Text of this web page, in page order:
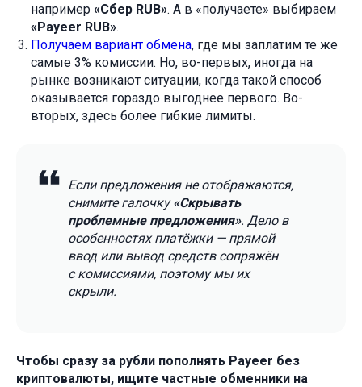
например «Сбер RUB». А в «получаете» выбираем
«Payeer RUB».
Получаем вариант обмена, где мы заплатим те же
самые 3% комиссии. Но, во-первых, иногда на
рынке возникают ситуации, когда такой способ
оказывается гораздо выгоднее первого. Во-
вторых, здесь более гибкие лимиты.
Если предложения не отображаются,
снимите галочку«Скрывать
проблемные предложения». Дело в
особенностях платёжки — прямой
ввод или вывод средств сопряжён
с комиссиями, поэтому мы их
скрыли.
Чтобы сразу за рубли пополнять Payeer без
криптовалюты, ищите частные обменники на